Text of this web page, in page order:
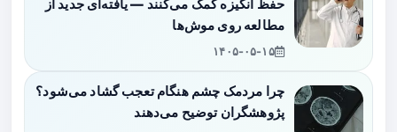
حفظ انگیزه کمک می‌کنند — یافته‌ای جدید از
مطالعه روی موش‌ها
۱۴۰۵-۰۵-۱۵
چرا مردمک چشم هنگام تعجب گشاد می‌شود؟
پژوهشگران توضیح می‌دهند